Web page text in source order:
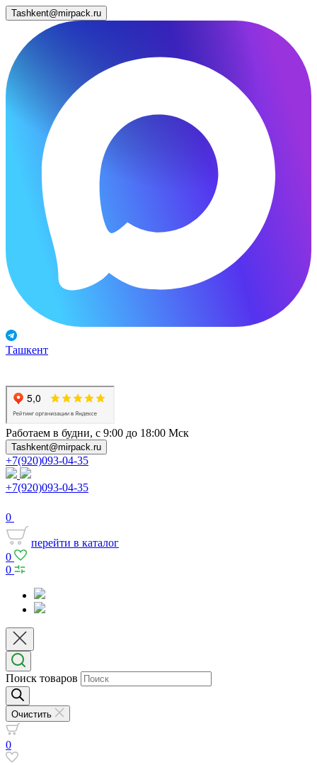
Tashkent@mirpack.ru
Ташкент
Работаем в будни, с 9:00 до 18:00 Мск
Tashkent@mirpack.ru
+7(920)093-04-35
+7(920)093-04-35
0
перейти в каталог
0
0
Поиск товаров
Очистить
0